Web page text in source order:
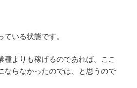
いる状態です。
種よりも稼げるのであれば、ここ
ならなかったのでは、と思うので